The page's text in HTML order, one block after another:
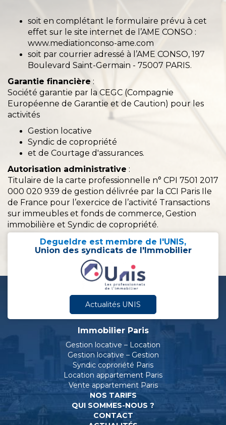
soit en complétant le formulaire prévu à cet
effet sur le site internet de l’AME CONSO :
www.mediationconso-ame.com
soit par courrier adressé à l’AME CONSO, 197
Boulevard Saint-Germain - 75007 PARIS.
Garantie financière :
Société garantie par la CEGC (Compagnie
Européenne de Garantie et de Caution) pour les
activités
Gestion locative
Syndic de copropriété
et de Courtage d'assurances.
Autorisation administrative :
Titulaire de la carte professionnelle n° CPI 7501 2017
000 020 939 de gestion délivrée par la CCI Paris Ile
de France pour l’exercice de l’activité Transactions
sur immeubles et fonds de commerce, Gestion
immobilière et Syndic de copropriété.
Degueldre est membre de l'UNIS,
Union des syndicats de l'Immobilier
Actualités UNIS
Immobilier Paris
Gestion locative – Location
Gestion locative – Gestion
Syndic coproriété Paris
Location appartement Paris
Vente appartement Paris
NOS TARIFS
QUI SOMMES-NOUS ?
CONTACT